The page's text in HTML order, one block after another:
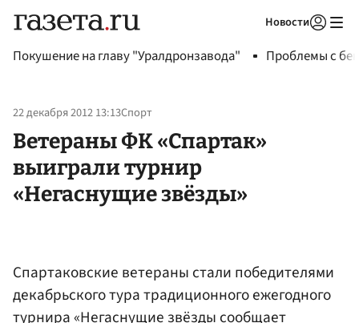
Новости
Покушение на главу "Уралдронзавода" Проблемы с
22 декабря 2012 13:13Спорт
Ветераны ФК «Спартак»
выиграли турнир
«Негаснущие звёзды»
Спартаковские ветераны стали победителями
декабрьского тура традиционного ежегодного
турнира «Негаснущие звёзды сообщает